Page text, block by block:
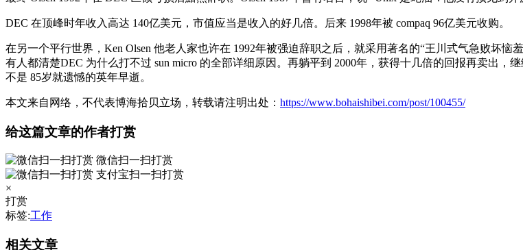
DEC 在顶峰时年收入高达 140亿美元，市值应当是收入的好几倍。后来 1998年被 compaq 96亿美元收购。
在另一个平行世界，Ken Olsen 他老人家也许在 1992年被强迫辞职之后，就采用著名的“王川式气急败坏
有人都清楚DEC 为什么打不过 sun micro 的全部详细原因。再躺平到 2000年，获得十几倍的回报再卖出
不是 85岁就遗憾的英年早逝。
本文来自网络，不代表博海拾贝立场，转载请注明出处： https://www.bohaishibei.com/post/100455/
给这篇文章的作者打赏
微信扫一扫打赏
支付宝扫一扫打赏
×
打赏
标签:工作
相关文章